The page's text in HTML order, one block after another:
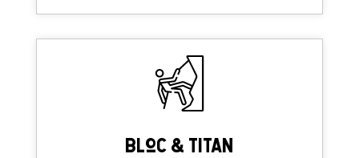
Bloc & Titan